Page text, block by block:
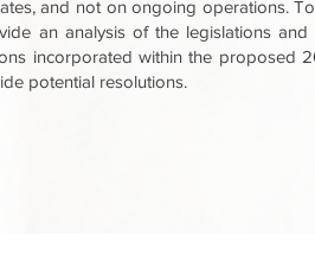
and not on ongoing operations.
an analysis of the legislations
incorporated within the proposed
potential resolutions.